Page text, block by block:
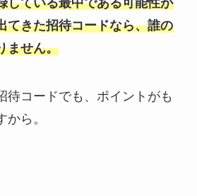
している最中である可能性が
てきた招待コードなら、誰の
ません。
待コードでも、ポイントがも
ら。